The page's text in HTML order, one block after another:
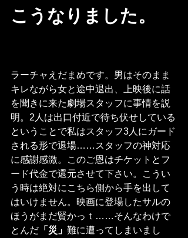
こうなりました。
ラーチャえだまめです。男はそのまま
キレながら女と途中退出、上映後に話
を聞きに来た劇場スタッフに事情を説
明。2人は出口付近で待ち伏せしている
ということで私はスタッフ3人にガード
される形で退場……スタッフの神対応
に感謝感激。このご恩はチケットとフ
ード代金で還元させて下さい。こうい
う時は絶対にこちら側から手を出して
はいけません。映画に登場したサルの
ほうがまだ賢かっｔ……そんなわけで
とんだ 「災」 難に遭ってしまいまし